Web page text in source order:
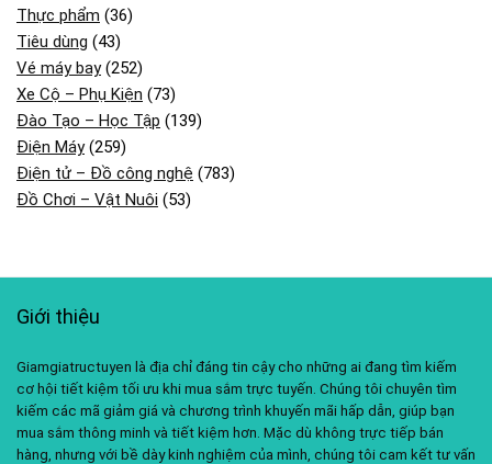
Thực phẩm (36)
Tiêu dùng (43)
Vé máy bay(252)
Xe Cộ – Phụ Kiện (73)
Đào Tạo – Học Tập (139)
Điện Máy(259)
Điện tử – Đồ công nghệ (783)
Đồ Chơi – Vật Nuôi (53)
Giới thiệu
Giamgiatructuyen là địa chỉ đáng tin cậy cho những ai đang tìm kiếm
cơ hội tiết kiệm tối ưu khi mua sắm trực tuyến. Chúng tôi chuyên tìm
kiếm các mã giảm giá và chương trình khuyến mãi hấp dẫn, giúp bạn
mua sắm thông minh và tiết kiệm hơn. Mặc dù không trực tiếp bán
hàng, nhưng với bề dày kinh nghiệm của mình, chúng tôi cam kết tư vấn